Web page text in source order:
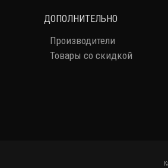
ДОПОЛНИТЕЛЬНО
Производители
Товары со скидкой